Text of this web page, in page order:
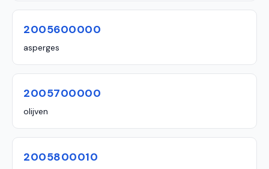
2005600000
asperges
2005700000
olijven
2005800010